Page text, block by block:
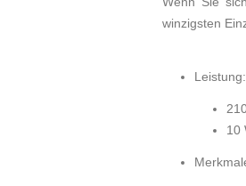
winzigsten
Leistung:
10